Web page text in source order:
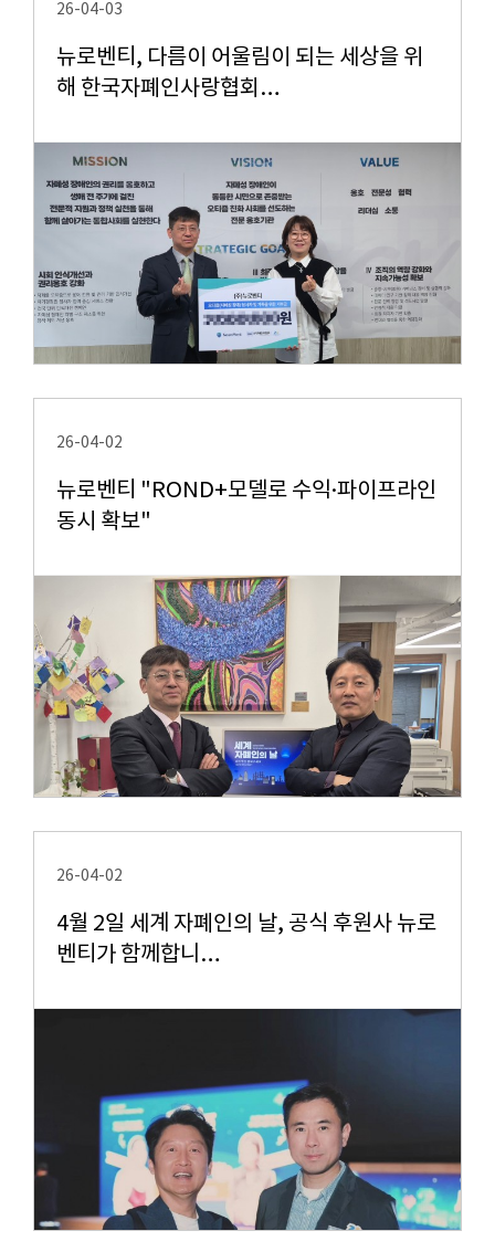
26-04-03
뉴로벤티, 다름이 어울림이 되는 세상을 위
해 한국자폐인사랑협회…
26-04-02
뉴로벤티 "ROND+모델로 수익·파이프라인
동시 확보"
26-04-02
4월 2일 세계 자폐인의 날, 공식 후원사 뉴로
벤티가 함께합니…